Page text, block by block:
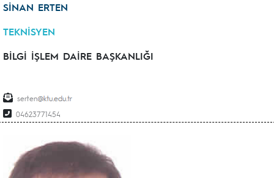
SİNAN ERTEN
TEKNİSYEN
BİLGİ İŞLEM DAİRE BAŞKANLIĞI
serten
04623771454